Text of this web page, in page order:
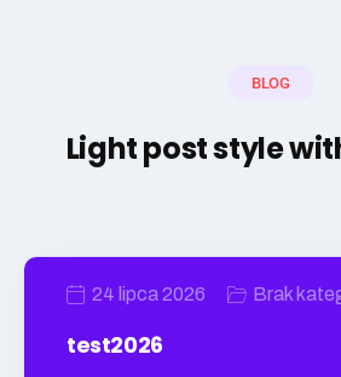
BLOG
Light post style
24 lipca 2026 Brak
test2026